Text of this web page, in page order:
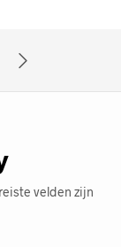
velden zijn